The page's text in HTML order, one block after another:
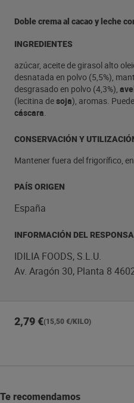
Doble crema al cacao y leche
INGREDIENTES
azúcar, aceite de girasol alto
desnatada en polvo (5,5%),
desgrasado en polvo (4,3%),
(lecitina desoja), aromas.
cáscara.
CONSERVACIÓN Y
Mantener fuera del frigorífico,
PAÍS ORIGEN
España
INFORMACIÓN DEL
IDILIA FOODS, S.L.U.
Av. Aragón 30, Planta 8
2,79 €(15,50 €/KILO)
Te recomendamos